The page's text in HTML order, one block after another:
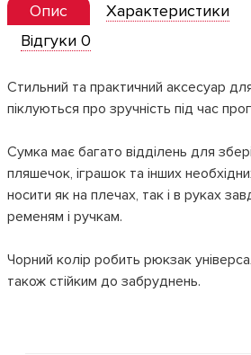
Опис Характеристики
Відгуки 0
Стильний та практичний аксесуар для
піклуються про зручність під час
Сумка має багато відділень для
пляшечок, іграшок та інших
носити як на плечах, так і в руках
ременям і ручкам.
Чорний колір робить рюкзак
також стійким до забруднень.